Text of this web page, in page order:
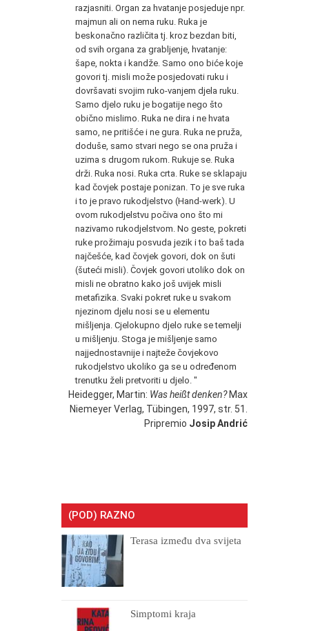
razjasniti. Organ za hvatanje posjeduje npr.
majmun ali on nema ruku. Ruka je
beskonačno različita tj. kroz bezdan biti,
od svih organa za grabljenje, hvatanje:
šape, nokta i kandže. Samo ono biće koje
govori tj. misli može posjedovati ruku i
dovršavati svojim ruko-vanjem djela ruku.
Samo djelo ruku je bogatije nego što
obično mislimo. Ruka ne dira i ne hvata
samo, ne pritišće i ne gura. Ruka ne pruža,
doduše, samo stvari nego se ona pruža i
uzima s drugom rukom. Rukuje se. Ruka
drži. Ruka nosi. Ruka crta. Ruke se sklapaju
kad čovjek postaje ponizan. To je sve ruka
i to je pravo rukodjelstvo (Hand-werk). U
ovom rukodjelstvu počiva ono što mi
nazivamo rukodjelstvom. No geste, pokreti
ruke prožimaju posvuda jezik i to baš tada
najčešće, kad čovjek govori, dok on šuti
(šuteći misli). Čovjek govori utoliko dok on
misli ne obratno kako još uvijek misli
metafizika. Svaki pokret ruke u svakom
njezinom djelu nosi se u elementu
mišljenja. Cjelokupno djelo ruke se temelji
u mišljenju. Stoga je mišljenje samo
najjednostavnije i najteže čovjekovo
rukodjelstvo ukoliko ga se u određenom
trenutku želi pretvoriti u djelo. "
Heidegger, Martin: Was heißt denken?Max
Niemeyer Verlag, Tübingen, 1997, str. 51.
Pripremio Josip Andrić
(POD) RAZNO
Terasa između dva svijeta
Simptomi kraja